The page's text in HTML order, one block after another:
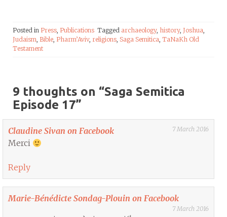
Posted in Press, Publications Tagged archaeology, history, Joshua,
Judaism, Bible, Pharm’Aviv, religions, Saga Semitica, TaNaKh Old
Testament
9 thoughts on “Saga Semitica
Episode 17”
Claudine Sivan on Facebook 7 March 2016
Merci
Reply
Marie-Bénédicte Sondag-Plouin on Facebook
7 March 2016